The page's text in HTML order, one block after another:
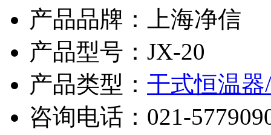
产品品牌：上海净信
产品型号：JX-20
产品类型： 干式恒温
咨询电话： 021-